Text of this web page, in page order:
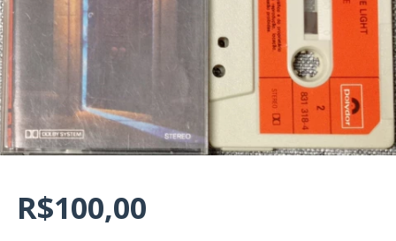
R$100,00